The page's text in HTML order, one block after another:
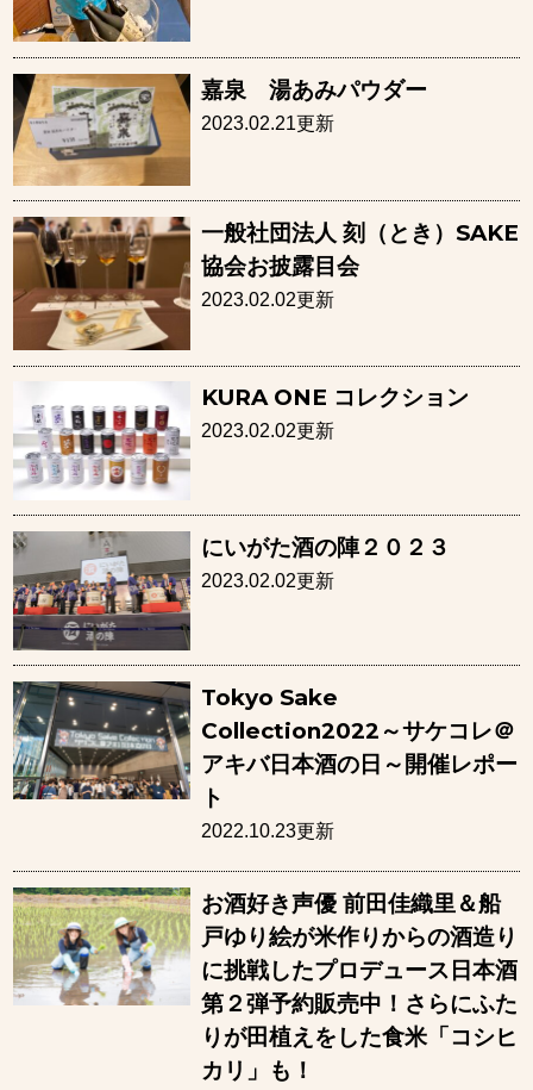
嘉泉 湯あみパウダー
2023.02.21更新
一般社団法人 刻（とき）SAKE
協会お披露目会
2023.02.02更新
KURA ONE コレクション
2023.02.02更新
にいがた酒の陣２０２３
2023.02.02更新
Tokyo Sake
Collection2022～サケコレ＠
アキバ日本酒の日～開催レポー
ト
2022.10.23更新
お酒好き声優 前田佳織里＆船
戸ゆり絵が米作りからの酒造り
に挑戦したプロデュース日本酒
第２弾予約販売中！さらにふた
りが田植えをした食米「コシヒ
カリ」も！